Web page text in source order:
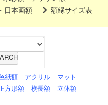
日本画額
額縁サイズ表
紙額 アクリル
マット
正方形額 横長額 立体額